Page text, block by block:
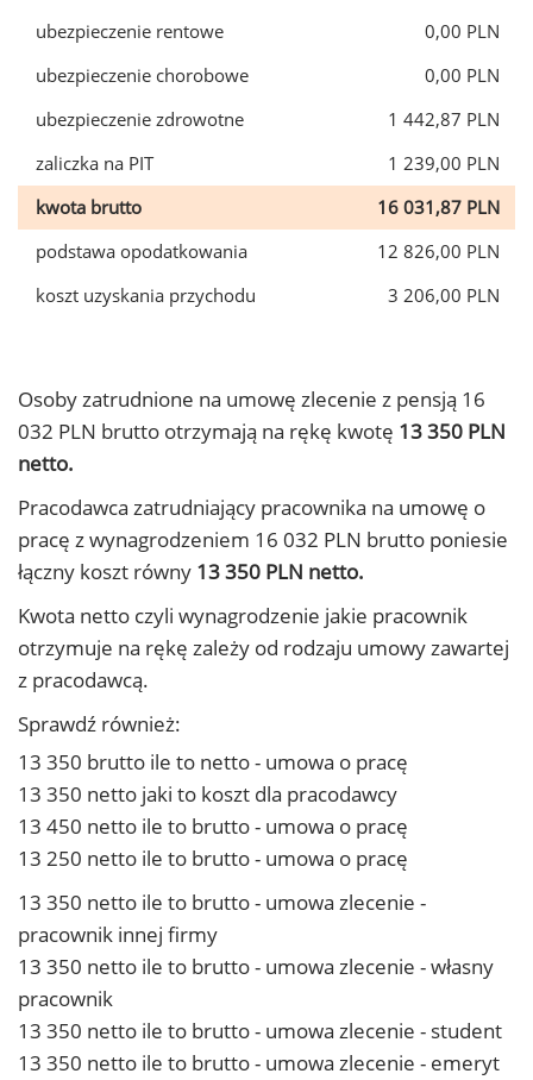
ubezpieczenie rentowe
0,00 PLN
ubezpieczenie chorobowe
0,00 PLN
ubezpieczenie zdrowotne
1 442,87 PLN
zaliczka na PIT
1 239,00 PLN
kwota brutto
16 031,87 PLN
podstawa opodatkowania
12 826,00 PLN
koszt uzyskania przychodu
3 206,00 PLN
Osoby zatrudnione na umowę zlecenie z pensją 16
032 PLN brutto otrzymają na rękę kwotę 13 350 PLN
netto.
Pracodawca zatrudniający pracownika na umowę o
pracę z wynagrodzeniem 16 032 PLN brutto poniesie
łączny koszt równy 13 350 PLN netto.
Kwota netto czyli wynagrodzenie jakie pracownik
otrzymuje na rękę zależy od rodzaju umowy zawartej
z pracodawcą.
Sprawdź również:
13 350 brutto ile to netto - umowa o pracę
13 350 netto jaki to koszt dla pracodawcy
13 450 netto ile to brutto - umowa o pracę
13 250 netto ile to brutto - umowa o pracę
13 350 netto ile to brutto - umowa zlecenie -
pracownik innej firmy
13 350 netto ile to brutto - umowa zlecenie - własny
pracownik
13 350 netto ile to brutto - umowa zlecenie - student
13 350 netto ile to brutto - umowa zlecenie - emeryt